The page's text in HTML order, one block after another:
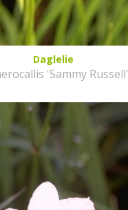
Daglelie
'Sammy Russell'